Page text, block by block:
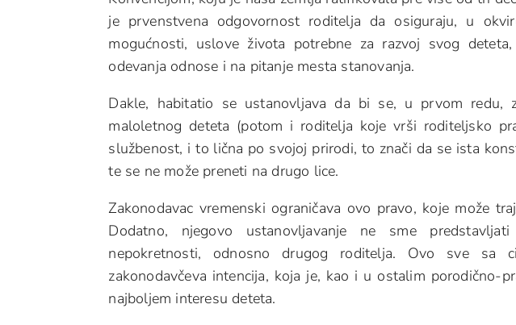
je prvenstvena odgovornost roditelja da osiguraju, u
mogućnosti, uslove života potrebne za razvoj svog
odevanja odnose i na pitanje mesta stanovanja.
Dakle, habitatio se ustanovljava da bi se, u prvom redu,
maloletnog deteta (potom i roditelja koje vrši roditeljsko
službenost, i to lična po svojoj prirodi, to znači da se ista
te se ne može preneti na drugo lice.
Zakonodavac vremenski ograničava ovo pravo, koje može
Dodatno, njegovo ustanovljavanje ne sme
nepokretnosti, odnosno drugog roditelja. Ovo sve
zakonodavčeva intencija, koja je, kao i u ostalim porodično-
najboljem interesu deteta.